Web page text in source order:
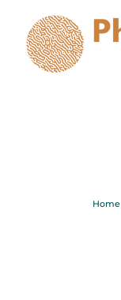
Home